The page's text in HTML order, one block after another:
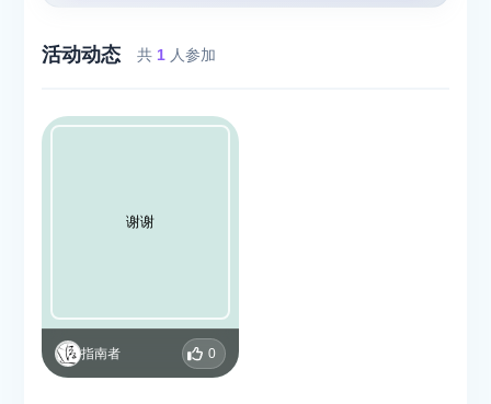
活动动态 共 1 人参加
谢谢
指南者 0